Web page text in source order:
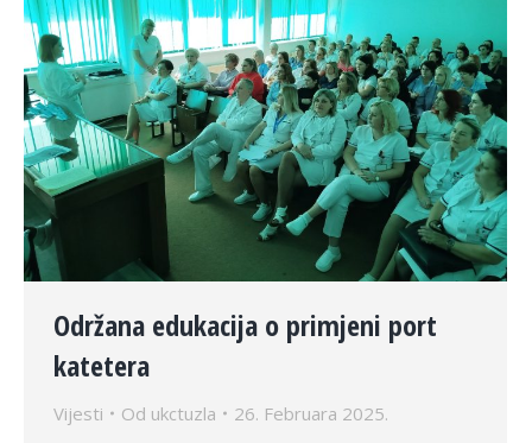
Održana edukacija o primjeni port
katetera
Vijesti Od ukctuzla 26. Februara 2025.